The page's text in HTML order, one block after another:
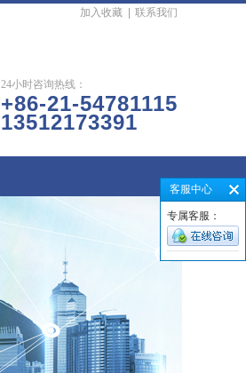
加入收藏 联系我们
24小时咨询热线：
+86-21-54781115
13512173391
客服中心
专属客服：